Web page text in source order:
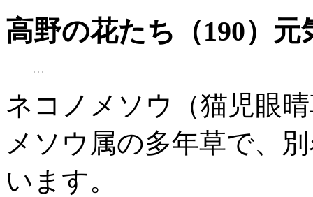
高野の花たち（190）
ネコノメソウ（猫児眼
メソウ属の多年草で、
います。